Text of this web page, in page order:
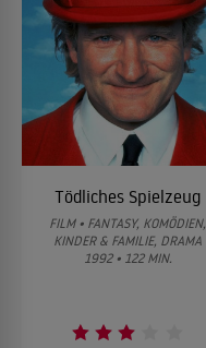
Tödliches Spielzeug
FILM • FANTASY, KOMÖDIEN,
KINDER & FAMILIE, DRAMA
1992 • 122 MIN.